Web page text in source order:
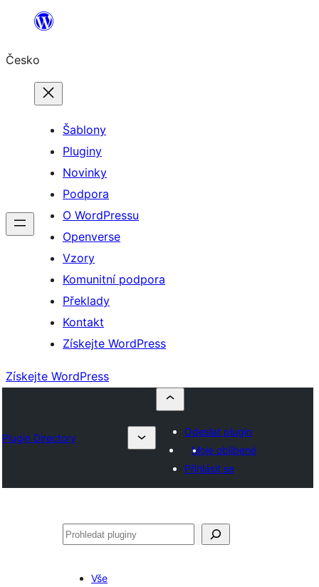
Přeskočit
obsah
Česko
Šablony
Pluginy
Novinky
Podpora
O WordPressu
Openverse
Vzory
Komunitní podpora
Překlady
Kontakt
Získejte WordPress
Získejte WordPress
Plugin Directory
Odeslat plugin
Moje oblíbené
Přihlásit se
Hledat
Vše